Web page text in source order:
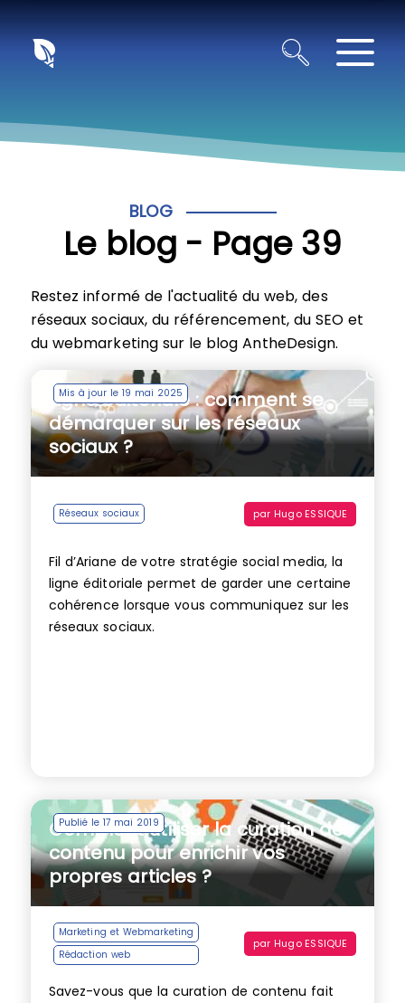
BLOG
Le blog - Page 39
Restez informé de l'actualité du web, des
réseaux sociaux, du référencement, du SEO et
du webmarketing sur le blog AntheDesign.
Mis à jour le 19 mai 2025
Ligne éditoriale : comment se
démarquer sur les réseaux
sociaux ?
Réseaux sociaux par Hugo ESSIQUE
Fil d’Ariane de votre stratégie social media, la
ligne éditoriale permet de garder une certaine
cohérence lorsque vous communiquez sur les
réseaux sociaux.
Publié le 17 mai 2019
Comment utiliser la curation de
contenu pour enrichir vos
propres articles ?
Marketing et Webmarketing
Rédaction web
par Hugo ESSIQUE
Savez-vous que la curation de contenu fait
Panneau de gestion des cookies